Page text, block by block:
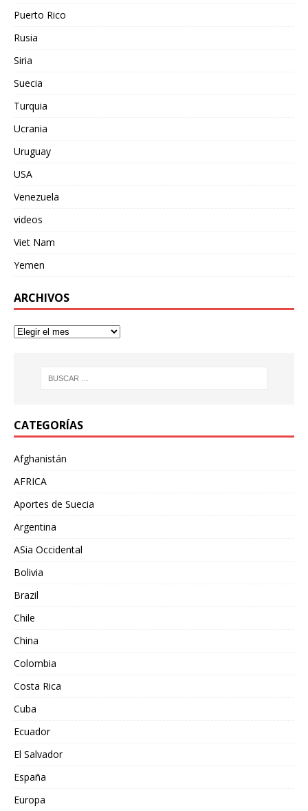
Puerto Rico
Rusia
Siria
Suecia
Turquia
Ucrania
Uruguay
USA
Venezuela
videos
Viet Nam
Yemen
ARCHIVOS
CATEGORÍAS
Afghanistán
AFRICA
Aportes de Suecia
Argentina
ASia Occidental
Bolivia
Brazil
Chile
China
Colombia
Costa Rica
Cuba
Ecuador
El Salvador
España
Europa